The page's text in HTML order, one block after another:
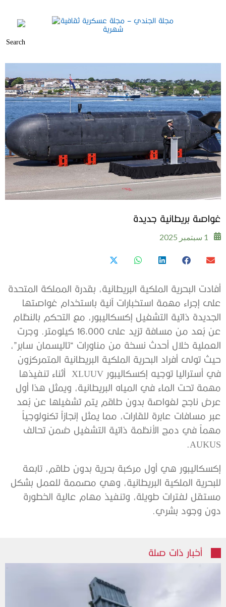
غواصة بريطانية جديدة
1 سبتمبر 2025
أفادت البحرية الملكية البريطانية، بقدرة المملكة المتحدة
على إجراء مهمة استخبارات آنية باستخدام غواصتها
الجديدة ذاتية التشغيل إكسكاليبور، مع التحكم بالنظام
عن بُعد من مسافة تزيد على 16,000 كيلومتر. وجرت
العملية خلال أحدث نسخة من مناورات “تاليسمان سابر”،
حيث تولى أفراد البحرية الملكية البريطانية المتمركزون
في أستراليا توجيه إكسكاليبور XLUUV أثناء تنفيذها
مهمة تحت الماء في المياه البريطانية، ويمثل هذا أول
عرض ناجح لغواصة بدون طاقم يتم تشغيلها عن بُعد
عبر مسافات عابرة للقارات، مما يمثل إنجازاً تكنولوجياً
مهماً في دمج الأنظمة ذاتية التشغيل ضمن تحالف
AUKUS.
إكسكاليبور هي أول مركبة بحرية بدون طاقم، تابعة
للبحرية الملكية البريطانية، وهي مصممة للعمل بشكل
مستقل لفترات طويلة، وتنفيذ مهام عالية الخطورة
دون وجود بشري.
أخبار ذات صلة